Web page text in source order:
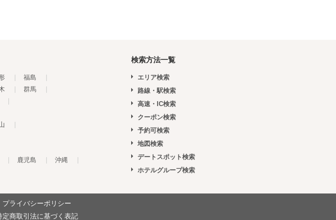
福島
群馬
鹿児島 沖縄
検索方法一覧
エリア検索
路線・駅検索
高速・IC検索
クーポン検索
予約可検索
地図検索
デートスポット検索
ホテルグループ検索
プライバシーポリシー
定商取引法に基づく表記